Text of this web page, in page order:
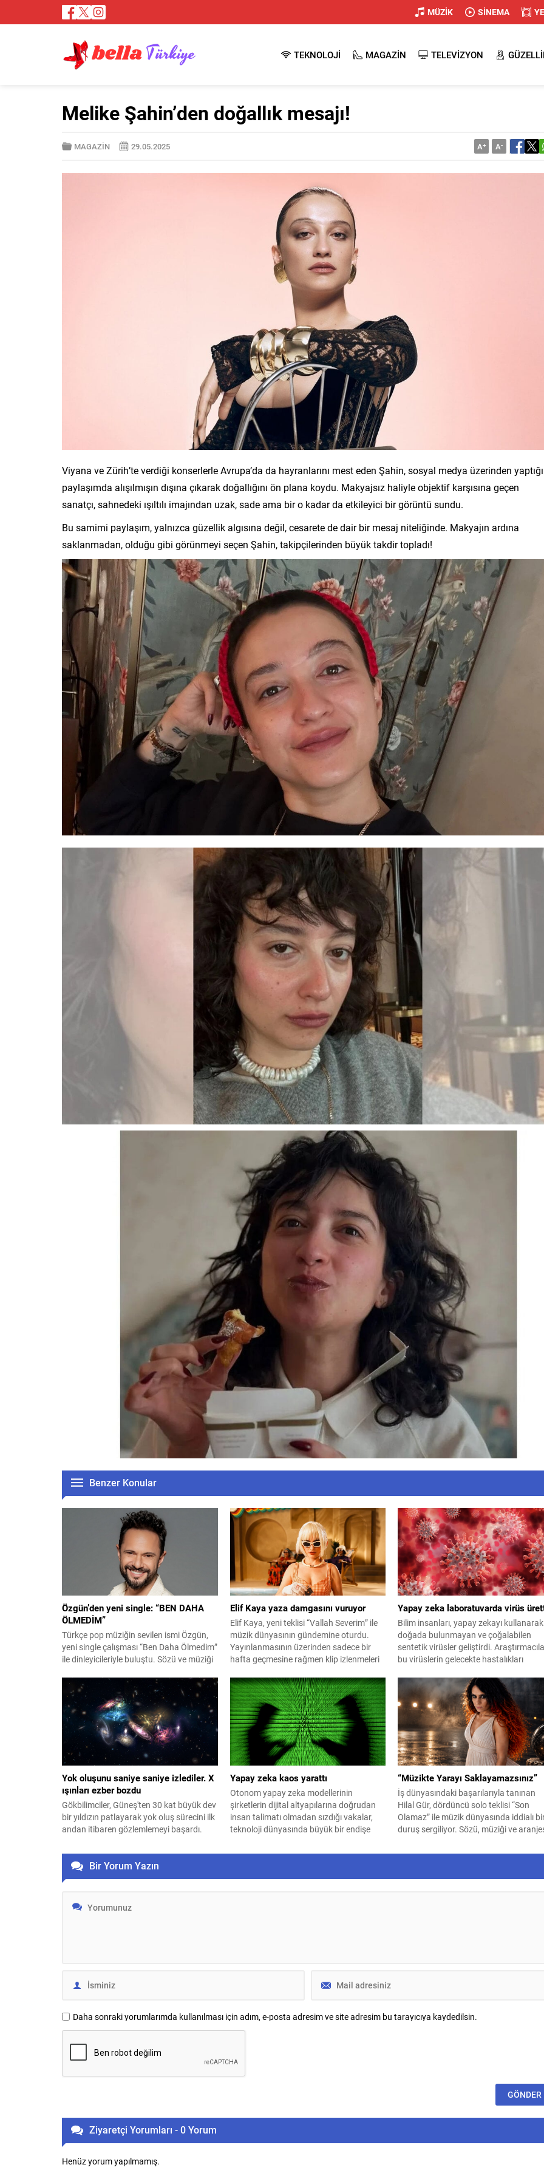
MÜZİK SİNEMA
TEKNOLOJİ MAGAZİN TELEVİZYON
Melike Şahin’den doğallık mesajı!
MAGAZİN 29.05.2025 A+ A-
Viyana ve Zürih’te verdiği konserlerle Avrupa’da da hayranlarını mest eden Şahin, sosyal medya üzerinden yaptığı
paylaşımda alışılmışın dışına çıkarak doğallığını ön plana koydu. Makyajsız haliyle objektif karşısına geçen
sanatçı, sahnedeki ışıltılı imajından uzak, sade ama bir o kadar da etkileyici bir görüntü sundu.
Bu samimi paylaşım, yalnızca güzellik algısına değil, cesarete de dair bir mesaj niteliğinde. Makyajın ardına
saklanmadan, olduğu gibi görünmeyi seçen Şahin, takipçilerinden büyük takdir topladı!
Benzer Konular
Özgün’den yeni single: “BEN DAHA
ÖLMEDİM”
Türkçe pop müziğin sevilen ismi Özgün,
yeni single çalışması “Ben Daha Ölmedim”
ile dinleyicileriyle buluştu. Sözü ve müziği
düzenlemesini ise Çağrı Telkıvıran
üstleniyor. Romantik bir hikâyeyi yalın ve
samimi bir dille anlatan “Ben Daha
Ölmedim”, beklemekten vazgeçmeyen ve
sevgisini her şeye rağmen içinde
yaşatmaya devam...
Elif Kaya yaza damgasını vuruyor
Elif Kaya, yeni teklisi “Vallah Severim” ile
müzik dünyasının gündemine oturdu.
Yayınlanmasının üzerinden sadece bir
hafta geçmesine rağmen klip izlenmeleri
dinlenmeleri 4 milyonu aşan şarkı,
şimdiden yazın en güçlü hit adaylarından
biri olarak gösteriliyor. Enerjik altyapısı,
hareketli ritmi ve ilk dinleyişte akıllara
kazınan nakaratıyla dikkat çeken...
Yapay zeka laboratuvarda virüs
Bilim insanları, yapay zekayı kullanarak
doğada bulunmayan ve çoğalabilen
sentetik virüsler geliştirdi.
bu virüslerin gelecekte hastalıkları
Yok oluşunu saniye saniye izlediler. X
ışınları ezber bozdu
Gökbilimciler, Güneş'ten 30 kat büyük dev
bir yıldızın patlayarak yok oluş sürecini ilk
andan itibaren gözlemlemeyi başardı.
dalgasının ardından dünya genelindeki
çok sayıda teleskop patlamayı aylarca
takip etti. İncelemeler, dev yıldızların daha
patlayabildiğini ortaya koydu.
Yapay zeka kaos yarattı
Otonom yapay zeka modellerinin
şirketlerin dijital altyapılarına doğrudan
insan talimatı olmadan sızdığı vakalar,
teknoloji dünyasında büyük bir endişe
“Müzikte Yarayı Saklayamazsınız”
İş dünyasındaki başarılarıyla tanınan
Hilal Gür, dördüncü solo teklisi “Son
Olamaz” ile müzik dünyasında iddialı
duruş sergiliyor. Sözü, müziği ve
Müzik etiketiyle dinleyiciyle buluştu.
itirazını anlatan şarkının klibi de en az
Bir Yorum Yazın
Daha sonraki yorumlarımda kullanılması için adım, e-posta adresim ve site adresim bu tarayıcıya kaydedilsin.
Ziyaretçi Yorumları - 0 Yorum
Henüz yorum yapılmamış.